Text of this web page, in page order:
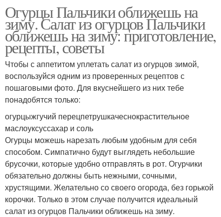
Огурцы Пальчики оближешь на
зиму. Салат из огурцов Пальчики
оближешь на зиму: приготовление,
рецепты, советы
Чтобы с аппетитом уплетать салат из огурцов зимой,
воспользуйся одним из проверенных рецептов с
пошаговыми фото. Для вкуснейшего из них тебе
понадобятся только:
огурцыжгучий перецпетрушкачеснокрастительное
маслоуксуссахар и соль
Огурцы можешь нарезать любым удобным для себя
способом. Симпатично будут выглядеть небольшие
брусочки, которые удобно отправлять в рот. Огурчики
обязательно должны быть нежными, сочными,
хрустящими. Желательно со своего огорода, без горькой
корочки. Только в этом случае получится идеальный
салат из огурцов Пальчики оближешь на зиму.